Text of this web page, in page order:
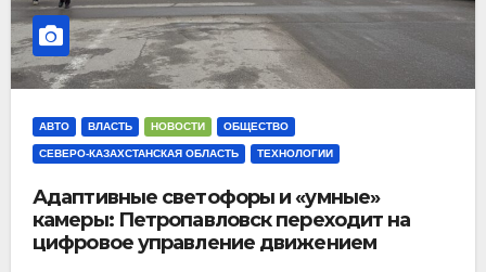
АВТО ВЛАСТЬ НОВОСТИ ОБЩЕСТВО
СЕВЕРО-КАЗАХСТАНСКАЯ ОБЛАСТЬ ТЕХНОЛОГИИ
Адаптивные светофоры и «умные»
камеры: Петропавловск переходит на
цифровое управление движением